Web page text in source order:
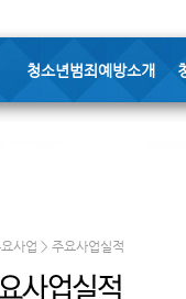
청소년범죄예방소개
사업 > 주요사업실적